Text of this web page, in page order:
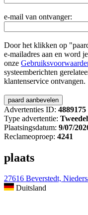
e-mail van ontvanger:
Door het klikken op
e-mailadres aan en word
onze
systeemberichten
klantenservice ontvangen.
Advertenties ID: 4889175
Type advertentie:
Plaatsingsdatum: 9/07/
Reclameoproep: 4241
plaats
27616 Beverstedt,
Duitsland